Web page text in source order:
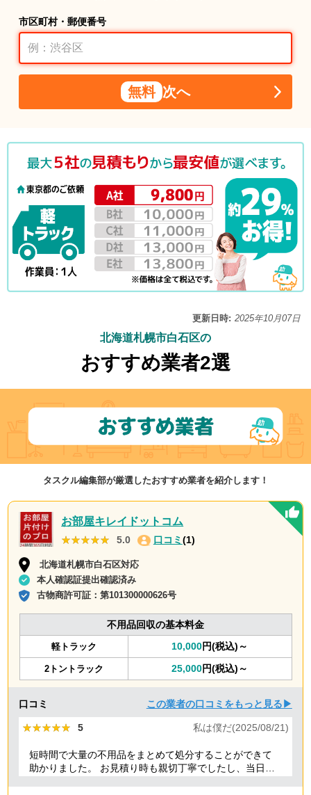
市区町村・郵便番号
無料 次へ
更新日時: 2025年10月07日
北海道札幌市白石区の
おすすめ業者2選
タスクル編集部が厳選したおすすめ業者を紹介します！
お部屋キレイドットコム
★★★★★
★★★★★ 5.0 口コミ (1)
北海道札幌市白石区対応
本人確認証提出確認済み
古物商許可証：第101300000626号
不用品回収の基本料金
軽トラック 10,000円(税込)～
2トントラック 25,000円(税込)～
口コミ この業者の口コミをもっと見る▶
★★★★★
★★★★★ 5 私は僕だ(2025/08/21)
短時間で大量の不用品をまとめて処分することができて
助かりました。 お見積り時も親切丁寧でしたし、当日作